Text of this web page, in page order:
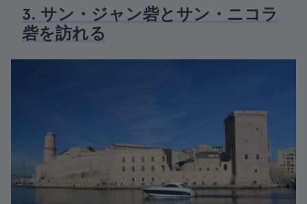
3. サン・ジャン砦とサン・ニコラ
砦を訪れる